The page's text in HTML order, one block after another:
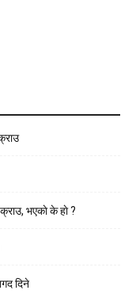
भएकाे के हाे ?
दिने